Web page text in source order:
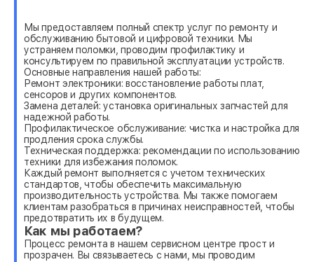
Мы предоставляем полный спектр услуг по ремонту и
обслуживанию бытовой и цифровой техники. Мы
устраняем поломки, проводим профилактику и
консультируем по правильной эксплуатации устройств.
Основные направления нашей работы:
Ремонт электроники: восстановление работы плат,
сенсоров и других компонентов.
Замена деталей: установка оригинальных запчастей для
надежной работы.
Профилактическое обслуживание: чистка и настройка для
продления срока службы.
Техническая поддержка: рекомендации по использованию
техники для избежания поломок.
Каждый ремонт выполняется с учетом технических
стандартов, чтобы обеспечить максимальную
производительность устройства. Мы также помогаем
клиентам разобраться в причинах неисправностей, чтобы
предотвратить их в будущем.
Как мы работаем?
Процесс ремонта в нашем сервисном центре прост и
прозрачен. Вы связываетесь с нами, мы проводим